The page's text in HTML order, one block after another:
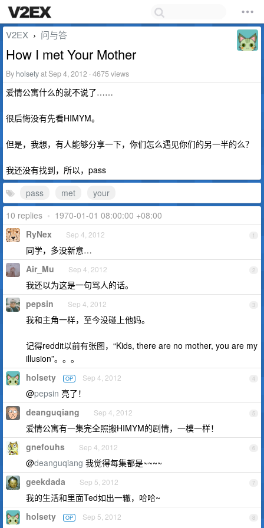
V2EX › 问与答
How I met Your Mother
By holsetyat Sep 4, 2012 · 4675 views
爱情公寓什么的就不说了……
很后悔没有先看HIMYM。
但是，我想，有人能够分享一下，你们怎么遇见你们的另一半的么？
我还没有找到，所以，pass
pass
met
your
10 replies • 1970-01-01 08:00:00 +08:00
1
RyNex Sep 4, 2012
同学，多没新意…
2
Air_Mu Sep 4, 2012
我还以为这是一句骂人的话。
3
pepsin Sep 4, 2012
我和主角一样，至今没碰上他妈。
记得reddit以前有张图，“Kids, there are no mother, you are my
illusion”。。。
4
holsety OP Sep 4, 2012
@pepsin 亮了！
5
deanguqiang Sep 4, 2012
爱情公寓有一集完全照搬HIMYM的剧情，一模一样！
6
gnefouhs Sep 4, 2012
@deanguqiang 我觉得每集都是~~~~
7
geekdada Sep 5, 2012
我的生活和里面Ted如出一辙，哈哈~
8
holsety OP Sep 5, 2012